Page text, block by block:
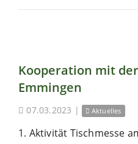
Kooperation mit
Emmingen
07.03.2023 | Aktuelles
1. Aktivität Tischmesse